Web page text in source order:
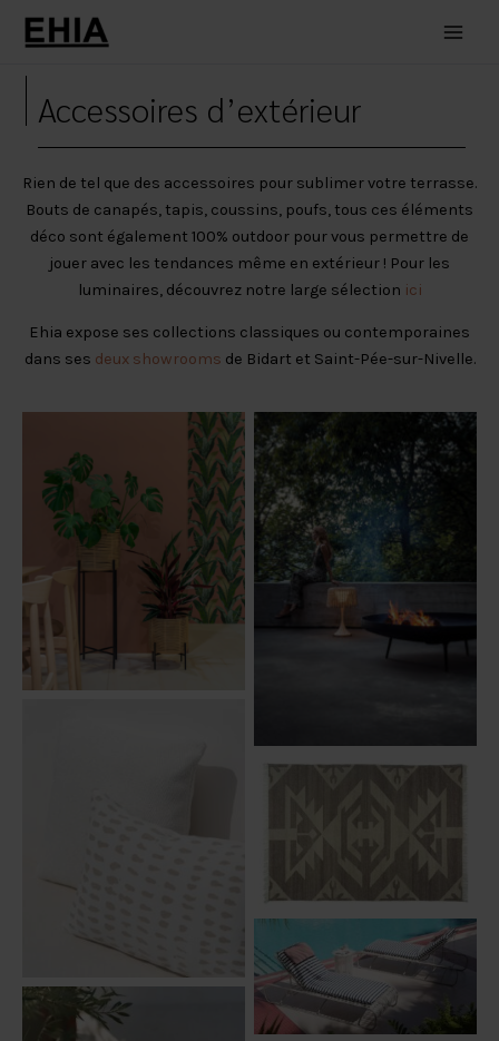
Accessoires d’extérieur
Rien de tel que des accessoires pour sublimer votre terrasse.
Bouts de canapés, tapis, coussins, poufs, tous ces éléments
déco sont également 100% outdoor pour vous permettre de
jouer avec les tendances même en extérieur ! Pour les
luminaires, découvrez notre large sélection ici
Ehia expose ses collections classiques ou contemporaines
dans ses deux showrooms de Bidart et Saint-Pée-sur-Nivelle.
Cache Pot Vivi | Vincent
Sheppard
Fire Bowl | Gloster
Coussin bain de soleil |
Sifas